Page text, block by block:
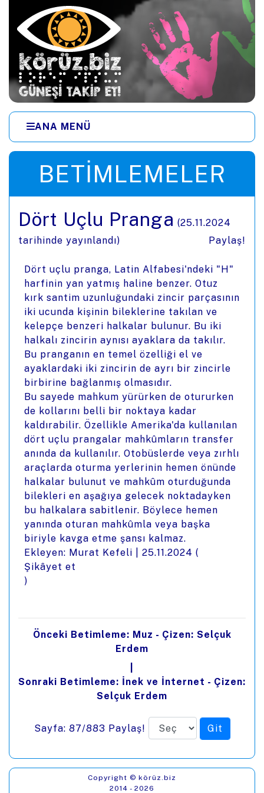
Ana içeriğe zıpla
ANA MENÜ
BETIMLEMELER
Dört Uçlu Pranga (25.11.2024
tarihinde yayınlandı)
Paylaş!
Dört uçlu pranga, Latin Alfabesi'ndeki "H"
harfinin yan yatmış haline benzer. Otuz
kırk santim uzunluğundaki zincir parçasının
iki ucunda kişinin bileklerine takılan ve
kelepçe benzeri halkalar bulunur. Bu iki
halkalı zincirin aynısı ayaklara da takılır.
Bu pranganın en temel özelliği el ve
ayaklardaki iki zincirin de ayrı bir zincirle
birbirine bağlanmış olmasıdır.
Bu sayede mahkum yürürken de otururken
de kollarını belli bir noktaya kadar
kaldırabilir. Özellikle Amerika'da kullanılan
dört uçlu prangalar mahkûmların transfer
anında da kullanılır. Otobüslerde veya zırhlı
araçlarda oturma yerlerinin hemen önünde
halkalar bulunut ve mahkûm oturduğunda
bilekleri en aşağıya gelecek noktadayken
bu halkalara sabitlenir. Böylece hemen
yanında oturan mahkûmla veya başka
biriyle kavga etme şansı kalmaz.
Ekleyen: Murat Kefeli | 25.11.2024 (
Şikâyet et
)
Önceki Betimleme: Muz - Çizen: Selçuk
Erdem
Sonraki Betimleme: İnek ve İnternet - Çizen:
Selçuk Erdem
Sayfa: 87/883 Paylaş!
Menüye zıpla
Copyright © körüz.biz
2014 - 2026